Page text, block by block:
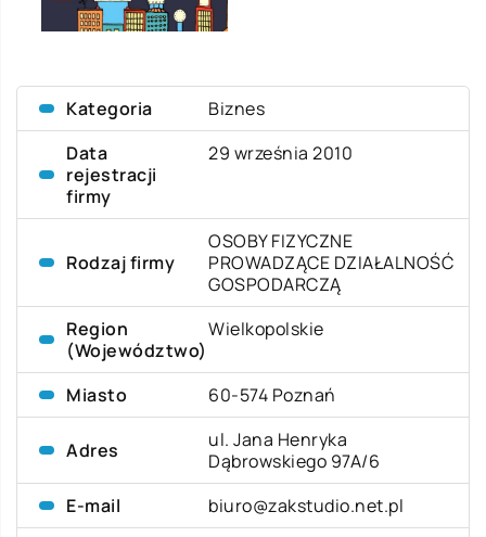
Kategoria
Biznes
Data
rejestracji
firmy
29 września 2010
Rodzaj firmy
OSOBY FIZYCZNE
PROWADZĄCE DZIAŁALNOŚĆ
GOSPODARCZĄ
Region
(Województwo)
Wielkopolskie
Miasto 60-574 Poznań
Adres
ul. Jana Henryka
Dąbrowskiego 97A/6
E-mail
biuro@zakstudio.net.pl